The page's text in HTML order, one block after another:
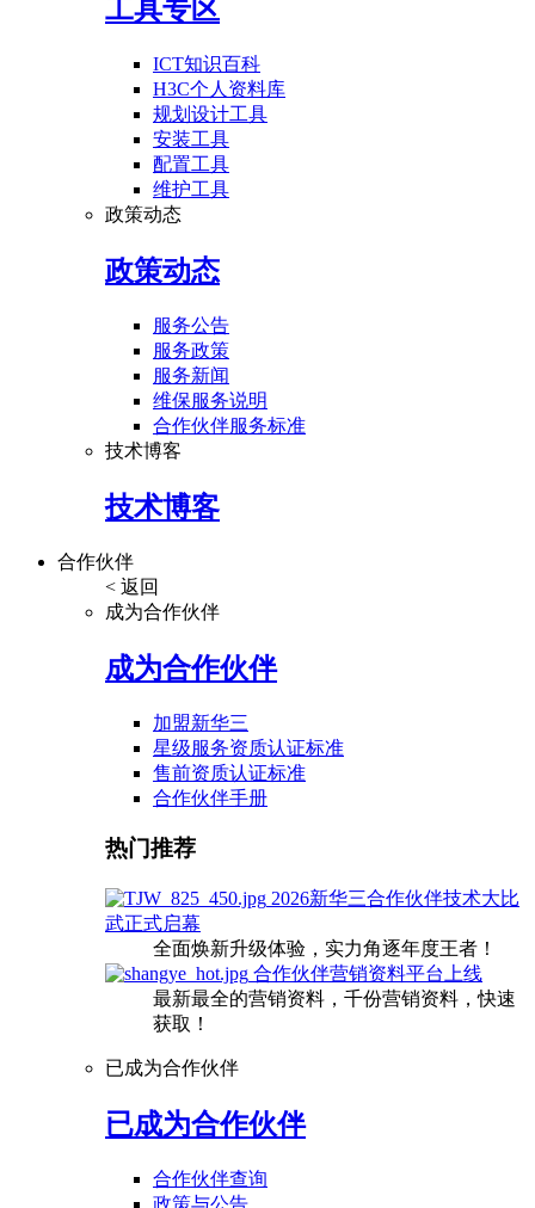
工具专区
ICT知识百科
H3C个人资料库
规划设计工具
安装工具
配置工具
维护工具
政策动态
政策动态
服务公告
服务政策
服务新闻
维保服务说明
合作伙伴服务标准
技术博客
技术博客
合作伙伴
< 返回
成为合作伙伴
成为合作伙伴
加盟新华三
星级服务资质认证标准
售前资质认证标准
合作伙伴手册
热门推荐
2026新华三合作伙伴技术大比
武正式启幕
全面焕新升级体验，实力角逐年度王者！
合作伙伴营销资料平台上线
最新最全的营销资料，千份营销资料，快速
获取！
已成为合作伙伴
已成为合作伙伴
合作伙伴查询
政策与公告